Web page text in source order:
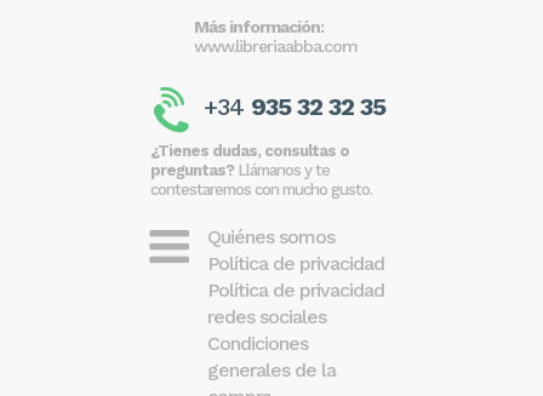
Más información:
www.libreriaabba.com
+34 935 32 32 35
¿Tienes dudas, consultas o
preguntas? Llámanos y te
contestaremos con mucho gusto.
Quiénes somos
Política de privacidad
Política de privacidad
redes sociales
Condiciones
generales de la